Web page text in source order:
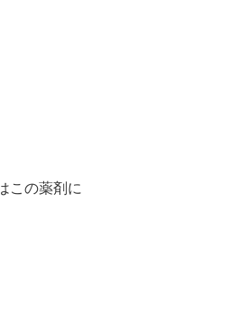
この薬剤に